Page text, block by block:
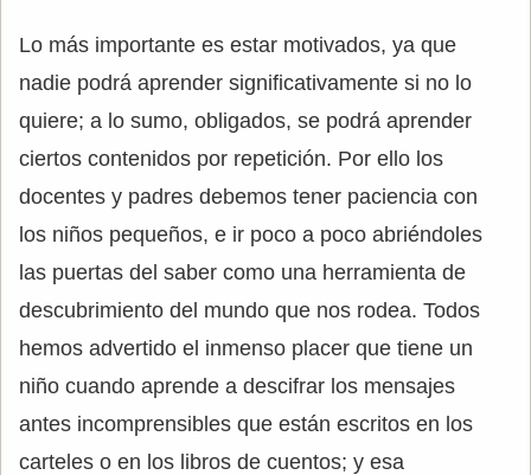
Lo más importante es estar motivados, ya que
nadie podrá aprender significativamente si no lo
quiere; a lo sumo, obligados, se podrá aprender
ciertos contenidos por repetición. Por ello los
docentes y padres debemos tener paciencia con
los niños pequeños, e ir poco a poco abriéndoles
las puertas del saber como una herramienta de
descubrimiento del mundo que nos rodea. Todos
hemos advertido el inmenso placer que tiene un
niño cuando aprende a descifrar los mensajes
antes incomprensibles que están escritos en los
carteles o en los libros de cuentos; y esa